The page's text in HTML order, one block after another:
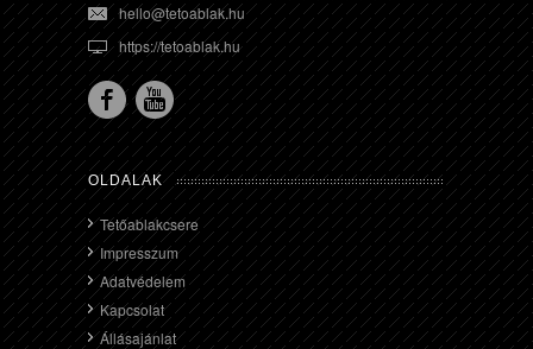
hello@tetoablak.hu
https://tetoablak.hu
OLDALAK
Tetőablakcsere
Impresszum
Adatvédelem
Kapcsolat
Állásajánlat